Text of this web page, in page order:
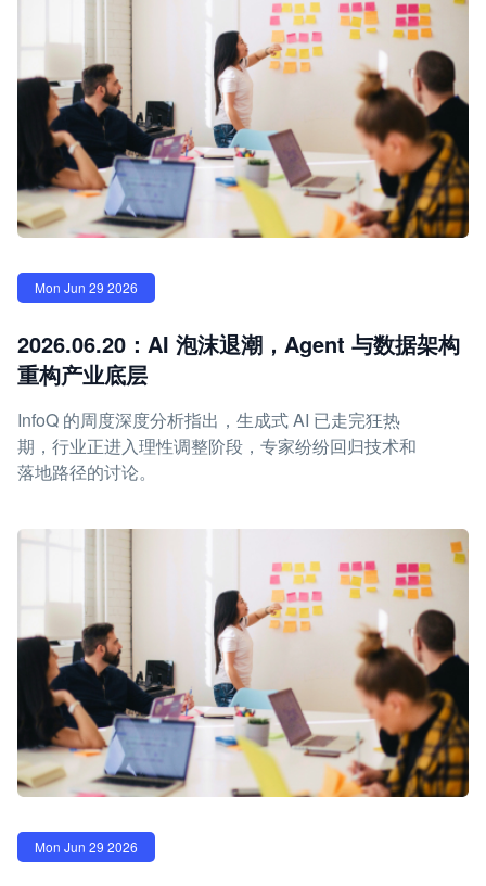
Mon Jun 29 2026
2026.06.20：AI 泡沫退潮，Agent 与数据架构
重构产业底层
InfoQ 的周度深度分析指出，生成式 AI 已走完狂热
期，行业正进入理性调整阶段，专家纷纷回归技术和
落地路径的讨论。
Mon Jun 29 2026